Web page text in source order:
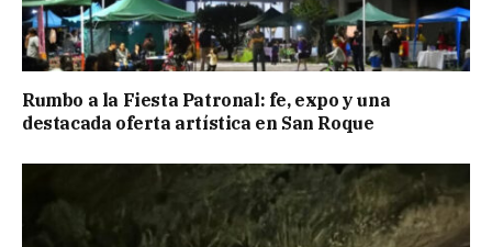
Rumbo a la Fiesta Patronal: fe, expo y una
destacada oferta artística en San Roque